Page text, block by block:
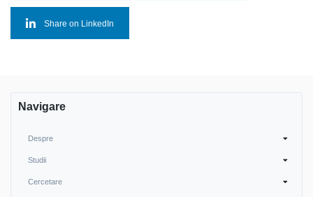
Share on LinkedIn
Navigare
Despre
Studii
Cercetare